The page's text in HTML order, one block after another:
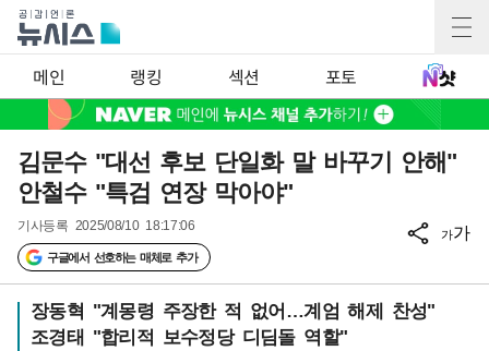
메인 랭킹 섹션 포토
김문수 "대선 후보 단일화 말 바꾸기 안해"
안철수 "특검 연장 막아야"
기사등록 2025/08/10 18:17:06
구글에서 선호하는 매체로 추가
가가
장동혁 "계몽령 주장한 적 없어…계엄 해제 찬성"
조경태 "합리적 보수정당 디딤돌 역할"